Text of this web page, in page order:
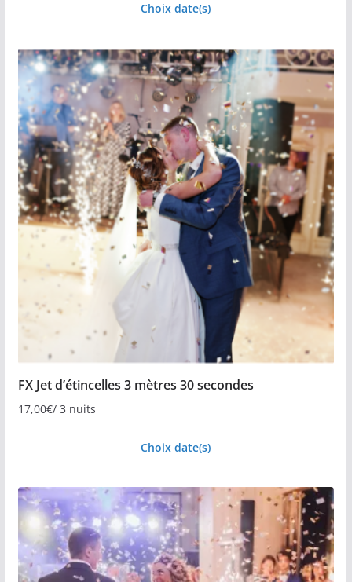
Choix date(s)
FX Jet d’étincelles 3 mètres 30 secondes
17,00€/ 3 nuits
Choix date(s)